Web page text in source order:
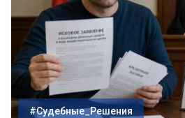
#Судебные_Решения